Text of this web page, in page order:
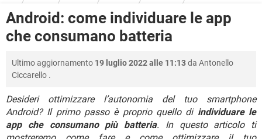
iOS WINDOWS 10
INSTAGRAM WHATSAPP
HARDWARE
COVID-19
INTRATTENIMENTO ANDROID
INSTAGRAM WHATSAPP
HARDWARE
DOWNLOAD
COVID-19 GAMING
iOS
INSTAGRAM WHATSAPP
TIKTOK FACEBOOK
HARDWARE
FORUM
COVID-19 GAMING
iOS WINDOWS 10
INSTAGRAM WHATSAPP
GLOSSARIO
COVID-19 GAMING
INTRATTENIMENTO ANDROID
iOS WINDOWS 10
Android: come individuare le app
che consumano batteria
Ultimo aggiornamento 19 luglio 2022 alle 11:13da Antonello
Ciccarello .
Desideri ottimizzare l’autonomia del tuo smartphone
Android? Il primo passo è proprio quello di individuare le
app che consumano più batteria. In questo articolo ti